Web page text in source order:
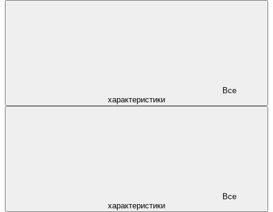
характеристики
характеристики